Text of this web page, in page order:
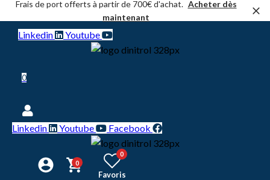
Frais de port offerts à partir de 700€ d'achat. Acheter dès
maintenant
Linkedin Youtube
0
Linkedin Youtube Facebook
0
0
Favoris